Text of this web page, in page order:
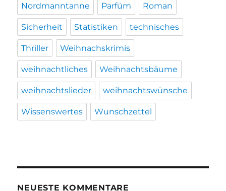
Nordmanntanne Parfüm Roman
Sicherheit Statistiken technisches
Thriller Weihnachskrimis
weihnachtliches Weihnachtsbäume
weihnachtslieder weihnachtswünsche
Wissenswertes Wunschzettel
NEUESTE KOMMENTARE